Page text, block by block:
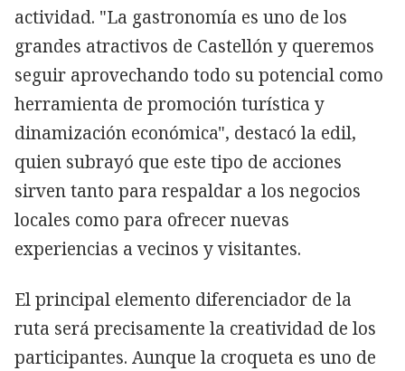
actividad. "La gastronomía es uno de los
grandes atractivos de Castellón y queremos
seguir aprovechando todo su potencial como
herramienta de promoción turística y
dinamización económica", destacó la edil,
quien subrayó que este tipo de acciones
sirven tanto para respaldar a los negocios
locales como para ofrecer nuevas
experiencias a vecinos y visitantes.
El principal elemento diferenciador de la
ruta será precisamente la creatividad de los
participantes. Aunque la croqueta es uno de